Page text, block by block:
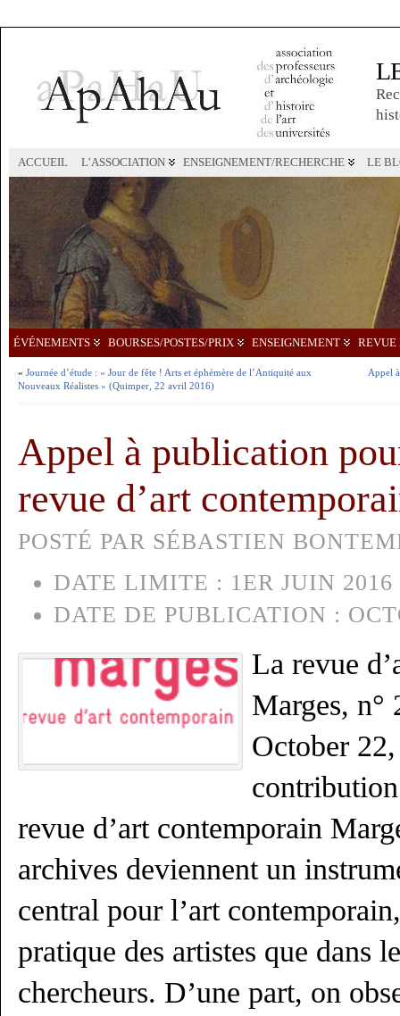
ACCUEIL L’ASSOCIATION ENSEIGNEMENT/RECHERCHE LE
ÉVÉNEMENTS BOURSES/POSTES/PRIX ENSEIGNEMENT REVUE
« Journée d’étude : « Jour de fête ! Arts et éphémère de l’Antiquité aux
Nouveaux Réalistes » (Quimper, 22 avril 2016)
Appel
Appel à publication
revue d’art
POSTÉ PAR SÉBASTIEN
DATE LIMITE : 1ER JUIN 2016
DATE DE PUBLICATION :
La revue
Marges, n°
October
revue d’art contemporain
archives deviennent un
central pour l’art
pratique des artistes que dans
chercheurs. D’une part, on